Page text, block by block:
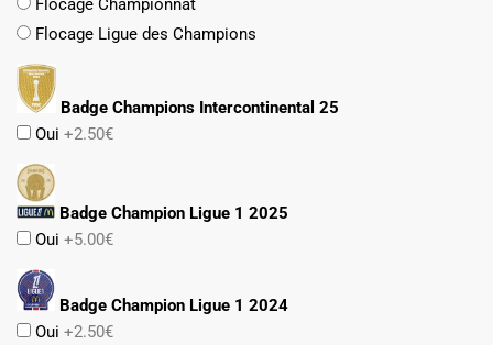
Flocage Championnat
Flocage Ligue des Champions
Badge Champions Intercontinental 25
Oui +2.50€
Badge Champion Ligue 1 2025
Oui +5.00€
Badge Champion Ligue 1 2024
Oui +2.50€